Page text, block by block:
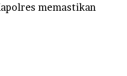
memastikan